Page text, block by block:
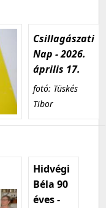
Csillagászati
Nap - 2026.
április 17.
fotó: Tüskés
Tibor
Hidvégi
Béla 90
éves -